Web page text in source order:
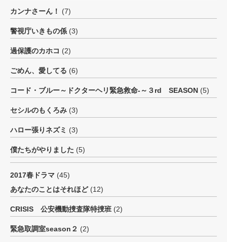
カンナさーん！ (7)
警視庁いきもの係 (3)
過保護のカホコ (2)
ごめん、愛してる (6)
コード・ブルー～ドクターヘリ緊急救命-～３rd SEASON (5)
セシルのもくろみ (3)
ハロー張りネズミ (3)
僕たちがやりました (5)
2017春ドラマ (45)
あなたのことはそれほど(12)
CRISIS 公安機動捜査隊特捜班 (2)
緊急取調室season２ (2)